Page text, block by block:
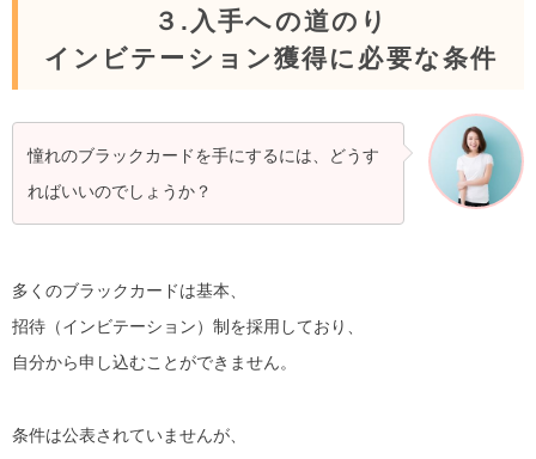
３.入手への道のり
インビテーション獲得に必要な条件
憧れのブラックカードを手にするには、どうす
ればいいのでしょうか？
多くのブラックカードは基本、
招待（インビテーション）制を採用しており、
自分から申し込むことができません。
条件は公表されていませんが、